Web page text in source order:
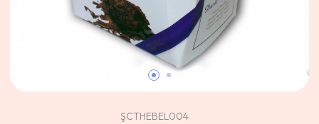
ŞCTHEBEL004